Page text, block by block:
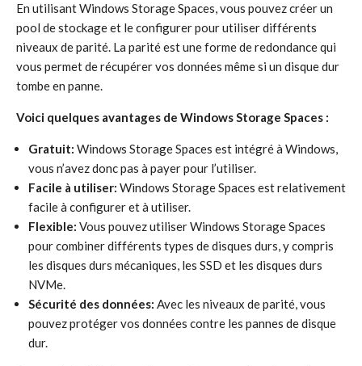
En utilisant Windows Storage Spaces, vous pouvez créer un
pool de stockage et le configurer pour utiliser différents
niveaux de parité. La parité est une forme de redondance qui
vous permet de récupérer vos données même si un disque dur
tombe en panne.
Voici quelques avantages de Windows Storage Spaces :
Gratuit: Windows Storage Spaces est intégré à Windows,
vous n’avez donc pas à payer pour l’utiliser.
Facile à utiliser: Windows Storage Spaces est relativement
facile à configurer et à utiliser.
Flexible: Vous pouvez utiliser Windows Storage Spaces
pour combiner différents types de disques durs, y compris
les disques durs mécaniques, les SSD et les disques durs
NVMe.
Sécurité des données: Avec les niveaux de parité, vous
pouvez protéger vos données contre les pannes de disque
dur.